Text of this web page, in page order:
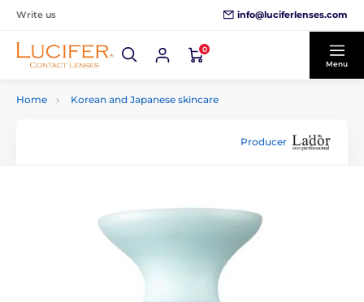
Write us info@luciferlenses.com
0
Menu
Home Korean and Japanese skincare
Producer